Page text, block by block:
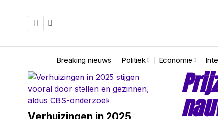
Breaking nieuws Politiek Economie
Verhuizingen in 2025